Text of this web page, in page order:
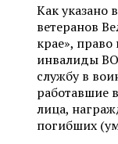
Как указано
ветеранов
крае»,
инвалиды
службу в
работавшие
лица,
погибших